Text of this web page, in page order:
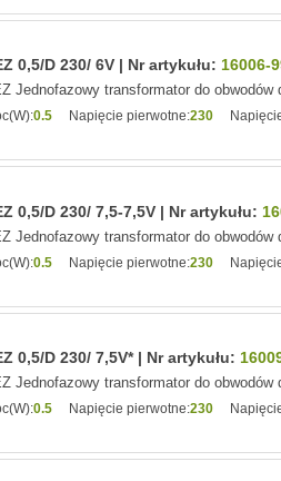
0,5/D 230/ 6V | Nr artykułu: 16006-
Jednofazowy transformator do obwodów
0.5 Napięcie pierwotne:230
0,5/D 230/ 7,5-7,5V | Nr artykułu:
Jednofazowy transformator do obwodów
0.5 Napięcie pierwotne:230
0,5/D 230/ 7,5V* | Nr artykułu:
Jednofazowy transformator do obwodów
0.5 Napięcie pierwotne:230